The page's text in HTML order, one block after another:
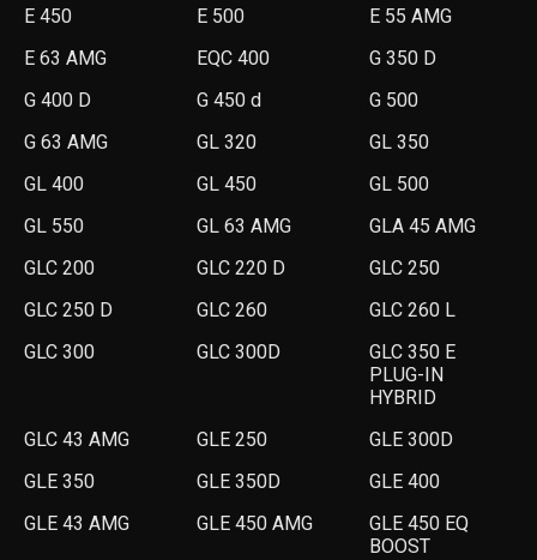
E 450
E 500
E 55 AMG
E 63 AMG
EQC 400
G 350 D
G 400 D
G 450 d
G 500
G 63 AMG
GL 320
GL 350
GL 400
GL 450
GL 500
GL 550
GL 63 AMG
GLA 45 AMG
GLC 200
GLC 220 D
GLC 250
GLC 250 D
GLC 260
GLC 260 L
GLC 300
GLC 300D
GLC 350 E
PLUG-IN
HYBRID
GLC 43 AMG
GLE 250
GLE 300D
GLE 350
GLE 350D
GLE 400
GLE 43 AMG
GLE 450 AMG
GLE 450 EQ
BOOST